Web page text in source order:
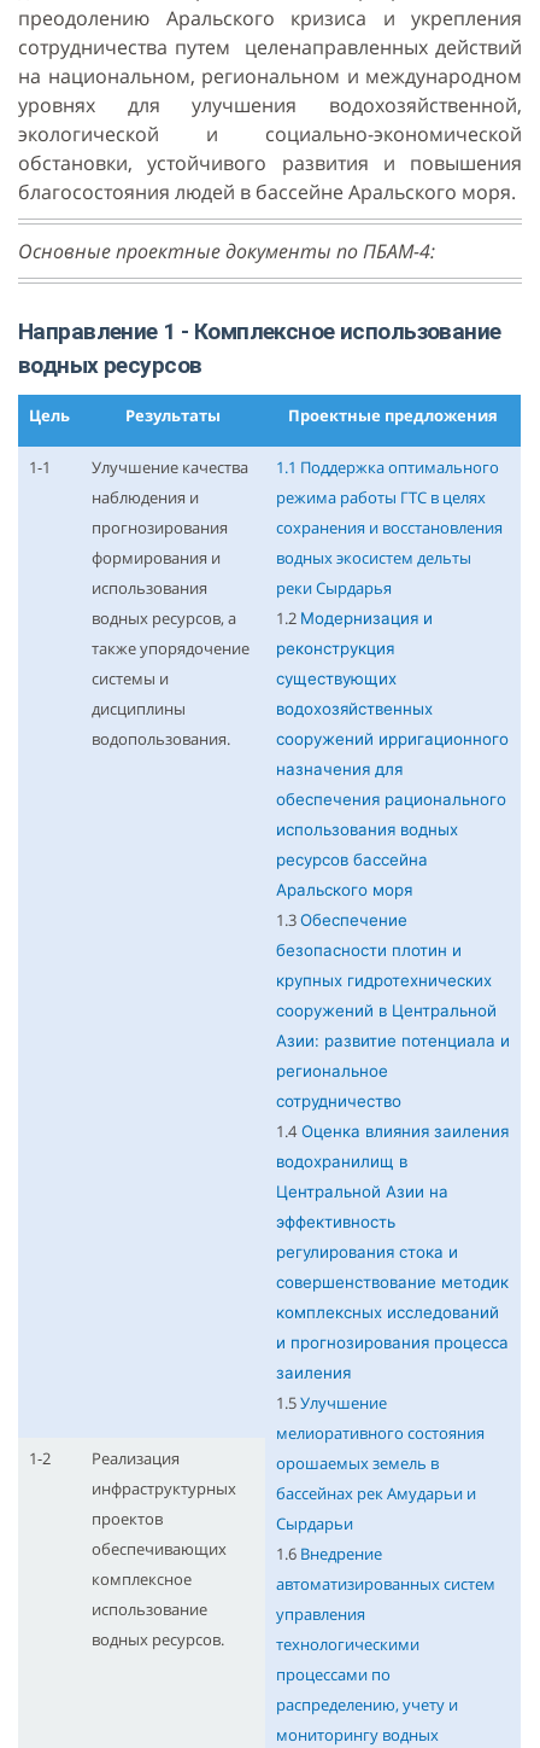
преодолению Аральского кризиса и укрепления
сотрудничества путем целенаправленных действий
на национальном, региональном и международном
уровнях для улучшения водохозяйственной,
экологической и социально-экономической
обстановки, устойчивого развития и повышения
благосостояния людей в бассейне Аральского моря.
Основные проектные документы по ПБАМ-4:
Направление 1 - Комплексное использование
водных ресурсов
Цель Результаты Проектные предложения
1-1
Улучшение качества
наблюдения и
прогнозирования
формирования и
использования
водных ресурсов, а
также упорядочение
системы и
дисциплины
водопользования.
1.1 Поддержка оптимального
режима работы ГТС в целях
сохранения и восстановления
водных экосистем дельты
реки Сырдарья
1.2 Модернизация и
реконструкция
существующих
водохозяйственных
сооружений ирригационного
назначения для
обеспечения рационального
использования водных
ресурсов бассейна
Аральского моря
1.3Обеспечение
безопасности плотин и
крупных гидротехнических
сооружений в Центральной
Азии: развитие потенциала и
региональное
сотрудничество
1.4Оценка влияния заиления
водохранилищ в
Центральной Азии на
эффективность
регулирования стока и
совершенствование методик
комплексных исследований
и прогнозирования процесса
заиления
1.5Улучшение
мелиоративного состояния
орошаемых земель в
бассейнах рек Амударьи и
Сырдарьи
1.6 Внедрение
автоматизированных систем
управления
технологическими
процессами по
распределению, учету и
мониторингу водных
1-2
Реализация
инфраструктурных
проектов
обеспечивающих
комплексное
использование
водных ресурсов.